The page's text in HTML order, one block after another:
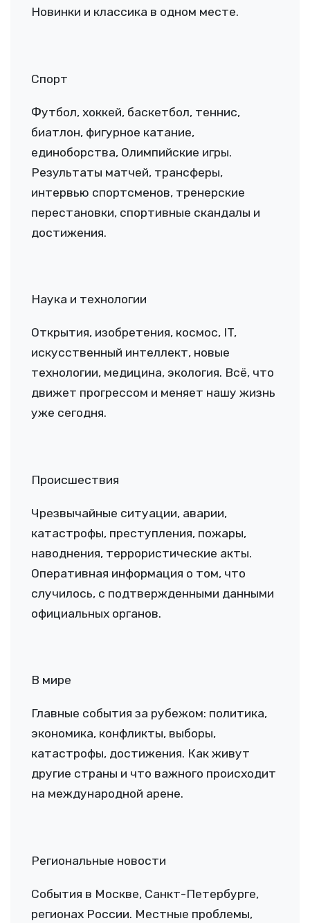
Новинки и классика в одном месте.
Спорт
Футбол, хоккей, баскетбол, теннис,
биатлон, фигурное катание,
единоборства, Олимпийские игры.
Результаты матчей, трансферы,
интервью спортсменов, тренерские
перестановки, спортивные скандалы и
достижения.
Наука и технологии
Открытия, изобретения, космос, IT,
искусственный интеллект, новые
технологии, медицина, экология. Всё, что
движет прогрессом и меняет нашу жизнь
уже сегодня.
Происшествия
Чрезвычайные ситуации, аварии,
катастрофы, преступления, пожары,
наводнения, террористические акты.
Оперативная информация о том, что
случилось, с подтвержденными данными
официальных органов.
В мире
Главные события за рубежом: политика,
экономика, конфликты, выборы,
катастрофы, достижения. Как живут
другие страны и что важного происходит
на международной арене.
Региональные новости
События в Москве, Санкт-Петербурге,
регионах России. Местные проблемы,